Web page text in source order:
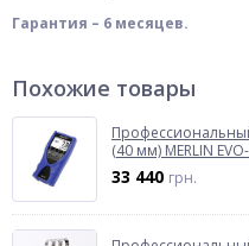
Гарантия – 6 месяцев.
Похожие товары
(40 мм) MERLIN
33 440 грн.